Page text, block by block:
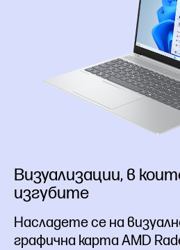
Визуализации, в
изгубите
Насладете се на
графична карта AMD